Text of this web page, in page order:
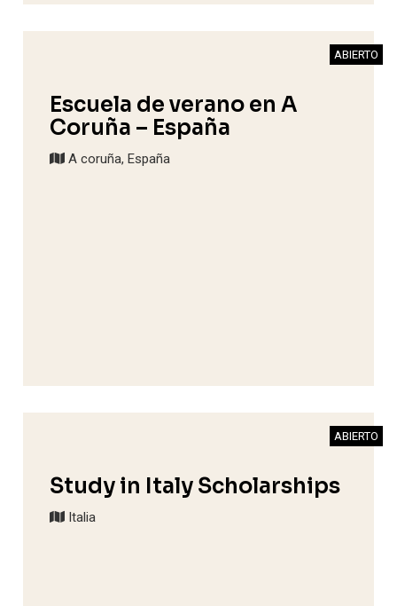
ABIERTO
Escuela de verano en A
Coruña – España
A coruña, España
ABIERTO
Study in Italy Scholarships
Italia